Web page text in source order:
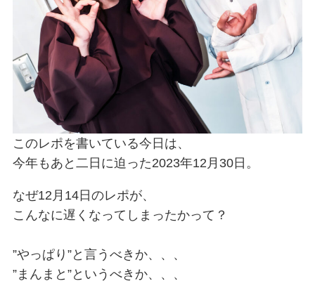
このレポを書いている今日は、
今年もあと二日に迫った2023年12月30日。
なぜ12月14日のレポが、
こんなに遅くなってしまったかって？
”やっぱり”と言うべきか、、、
”まんまと”というべきか、、、